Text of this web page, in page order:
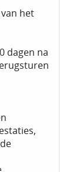
het
dagen na